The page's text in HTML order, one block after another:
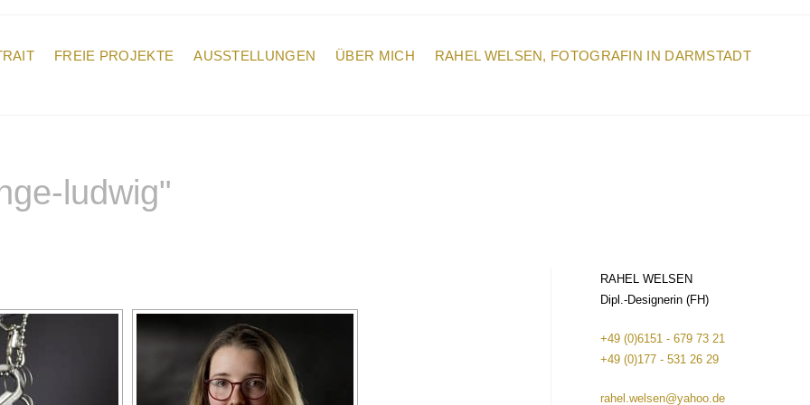
FREIE PROJEKTE AUSSTELLUNGEN ÜBER MICH RAHEL WELSEN, FOTOGRAFIN IN DARMSTADT
ludwig"
RAHEL WELSEN
Dipl.-Designerin (FH)
+49 (0)6151 - 679 73 21
+49 (0)177 - 531 26 29
rahel.welsen@yahoo.de